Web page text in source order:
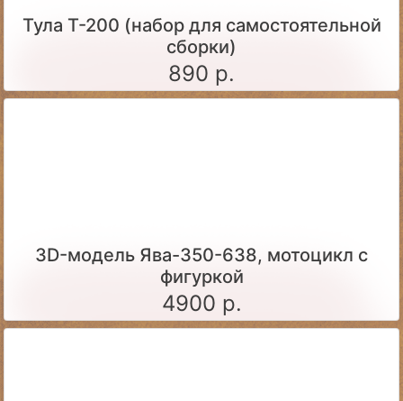
Тула Т-200 (набор для самостоятельной
сборки)
890 р.
3D-модель Ява-350-638, мотоцикл с
фигуркой
4900 р.